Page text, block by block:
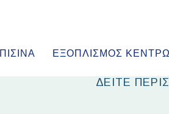
ΠΙΣΙΝΑ ΕΞΟΠΛΙΣΜΌΣ
ΔΕΙΤΕ